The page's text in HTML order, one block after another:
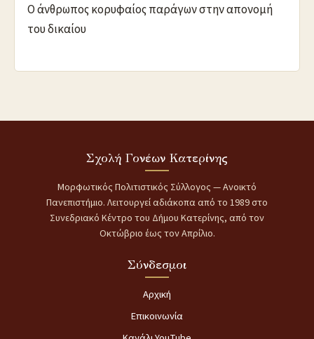
Ο άνθρωπος κορυφαίος παράγων στην απονομή
του δικαίου
Σχολή Γονέων Κατερίνης
Μορφωτικός Πολιτιστικός Σύλλογος — Ανοικτό
Πανεπιστήμιο. Λειτουργεί αδιάκοπα από το 1989 στο
Συνεδριακό Κέντρο του Δήμου Κατερίνης, από τον
Οκτώβριο έως τον Απρίλιο.
Σύνδεσμοι
Αρχική
Επικοινωνία